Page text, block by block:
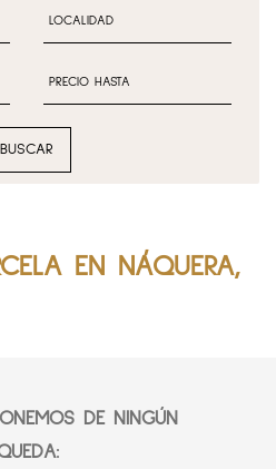
BUSCAR
EN NÁQUERA,
DE NINGÚN